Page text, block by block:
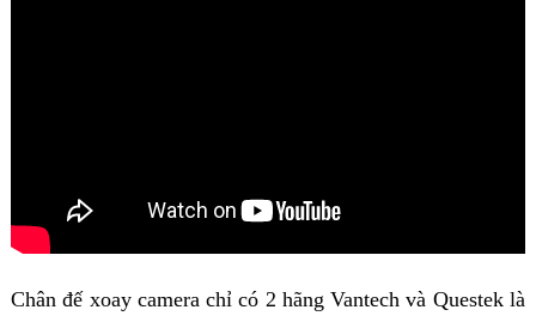
Chân đế xoay camera chỉ có 2 hãng Vantech và Questek là